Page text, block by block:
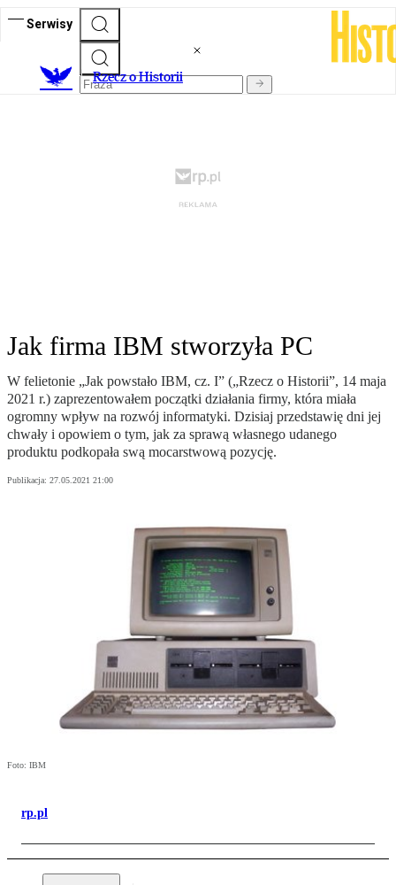
Serwisy
Rzecz o Historii
Jak firma IBM stworzyła PC
W felietonie „Jak powstało IBM, cz. I” („Rzecz o Historii”, 14 maja
2021 r.) zaprezentowałem początki działania firmy, która miała
ogromny wpływ na rozwój informatyki. Dzisiaj przedstawię dni jej
chwały i opowiem o tym, jak za sprawą własnego udanego
produktu podkopała swą mocarstwową pozycję.
Publikacja: 27.05.2021 21:00
Foto: IBM
rp.pl